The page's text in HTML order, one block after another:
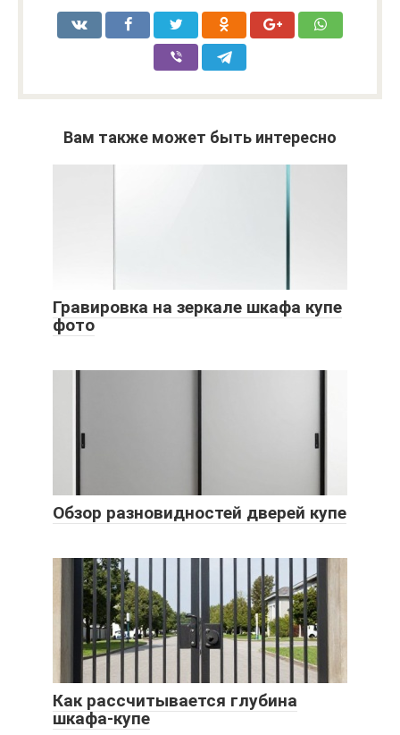
Вам также может быть интересно
Гравировка на зеркале шкафа купе
фото
Обзор разновидностей дверей купе
Как рассчитывается глубина
шкафа-купе